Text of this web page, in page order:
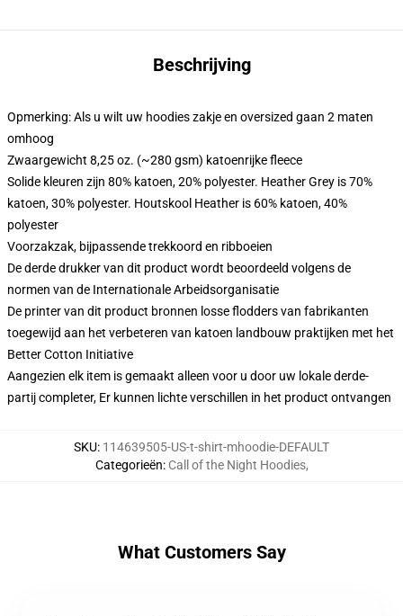
Beschrijving
Opmerking: Als u wilt uw hoodies zakje en oversized gaan 2 maten
omhoog
Zwaargewicht 8,25 oz. (~280 gsm) katoenrijke fleece
Solide kleuren zijn 80% katoen, 20% polyester. Heather Grey is 70%
katoen, 30% polyester. Houtskool Heather is 60% katoen, 40%
polyester
Voorzakzak, bijpassende trekkoord en ribboeien
De derde drukker van dit product wordt beoordeeld volgens de
normen van de Internationale Arbeidsorganisatie
De printer van dit product bronnen losse flodders van fabrikanten
toegewijd aan het verbeteren van katoen landbouw praktijken met het
Better Cotton Initiative
Aangezien elk item is gemaakt alleen voor u door uw lokale derde-
partij completer, Er kunnen lichte verschillen in het product ontvangen
SKU: 114639505-US-t-shirt-mhoodie-DEFAULT
Categorieën: Call of the Night Hoodies,
What Customers Say